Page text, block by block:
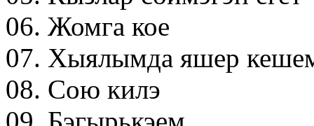
06. Жомга кое
07. Хыялымда яшер
08. Сою килэ